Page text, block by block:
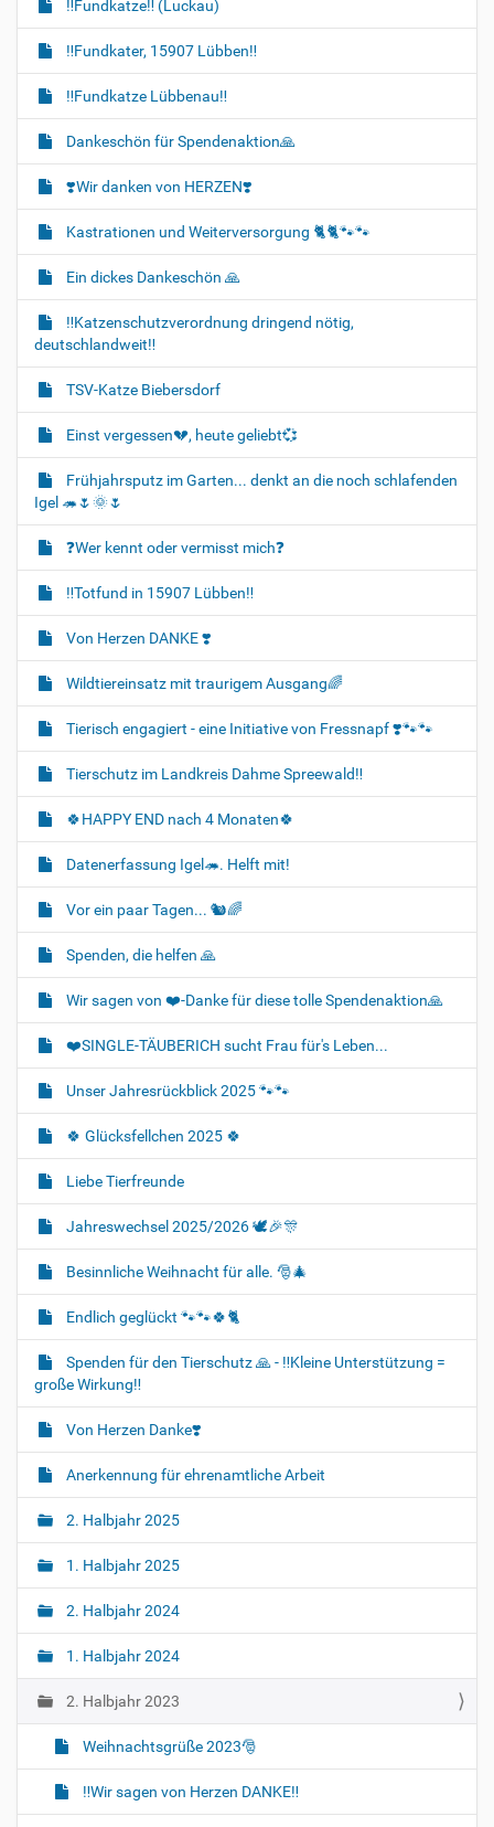
‼️Fundkatze‼️ (Luckau)
‼️Fundkater, 15907 Lübben‼️
‼️Fundkatze Lübbenau‼️
Dankeschön für Spendenaktion🙏
❣️Wir danken von HERZEN❣️
Kastrationen und Weiterversorgung 🐈‍🐈🐾🐾
Ein dickes Dankeschön 🙏
‼️Katzenschutzverordnung dringend nötig,
deutschlandweit‼️
TSV-Katze Biebersdorf
Einst vergessen💔, heute geliebt💞
Frühjahrsputz im Garten... denkt an die noch schlafenden
Igel 🦔🌷🌞🌷
❓️Wer kennt oder vermisst mich❓️
‼️Totfund in 15907 Lübben‼️
Von Herzen DANKE ❣️
Wildtiereinsatz mit traurigem Ausgang🌈
Tierisch engagiert - eine Initiative von Fressnapf ❣️🐾🐾
Tierschutz im Landkreis Dahme Spreewald‼️
🍀HAPPY END nach 4 Monaten🍀
Datenerfassung Igel🦔. Helft mit!
Vor ein paar Tagen... 🐿🌈
Spenden, die helfen 🙏
Wir sagen von ❤️-Danke für diese tolle Spendenaktion🙏
❤️SINGLE-TÄUBERICH sucht Frau für's Leben...
Unser Jahresrückblick 2025 🐾🐾
🍀 Glücksfellchen 2025 🍀
Liebe Tierfreunde
Jahreswechsel 2025/2026 🕊🎉🎊
Besinnliche Weihnacht für alle. 🎅🎄
Endlich geglückt 🐾🐾🍀🐈‍
Spenden für den Tierschutz 🙏 - ‼️Kleine Unterstützung =
große Wirkung‼️
Von Herzen Danke❣️
Anerkennung für ehrenamtliche Arbeit
2. Halbjahr 2025
1. Halbjahr 2025
2. Halbjahr 2024
1. Halbjahr 2024
2. Halbjahr 2023
Weihnachtsgrüße 2023🎅
‼️Wir sagen von Herzen DANKE‼️